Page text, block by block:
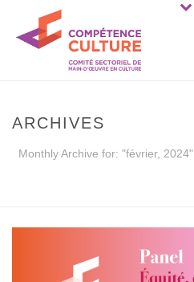
ARCHIVES
Monthly Archive for: "février, 2024"